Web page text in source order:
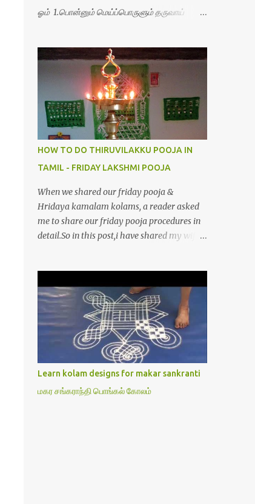
ஓம் 1.பொன்னும் மெய்ப்பொருளும் தருவாய்
4.மூவுலகும் நிறைந்திருந்தாய் போற்றி 5.வரம்பில்
இன்பமாய் வளர்ந்திருந்தாய் போற்றி
6.இயற்கையாய் அறிவொளி ஆனாய் போற்றி
7.ஈரேழுலகம் ஈன்றாய் போற்றி 8.பிறர்வயமாகா
பெரியோய் போற்றி 9.பேரின்பப் பெருக்காய்
பொலிந்தாய் போற்றி 10.பேரருட்கடலாம் பேரரு...
HOW TO DO THIRUVILAKKU POOJA IN
TAMIL - FRIDAY LAKSHMI POOJA
When we shared our friday pooja &
Hridaya kamalam kolams, a reader asked
me to share our friday pooja procedures in
detail.So in this post,i have shared my wife’s
procedure for more than 40 years in our
house each Friday.Now my daughter-in-law
is also performing the same.In this post,i
have written how to make Lakshmi poojai
with Thiruvilakku poojai
kolam,Hridayakamalam kolam and
thiruvilakku pooja stotram/slokas along
with 108 potri in tamil. i.e Archanai slokam
Learn kolam designs for makar sankranti
மகர சங்கராந்தி பொங்கல் கோலம்